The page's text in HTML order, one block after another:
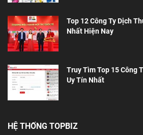
Top 12 Công Ty Dịch
Nhất Hiện Nay
Truy Tìm Top 15 Công
Uy Tín Nhất
HỆ THỐNG TOPBIZ